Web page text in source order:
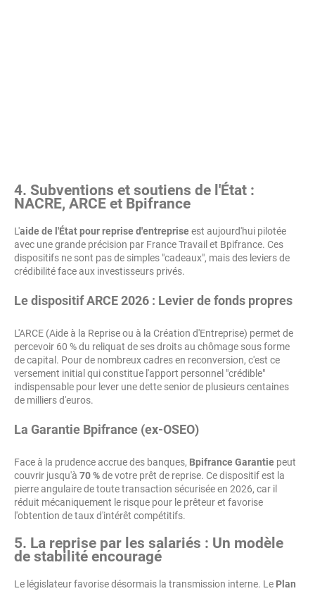
4. Subventions et soutiens de l'État :
NACRE, ARCE et Bpifrance
L'aide de l'État pour reprise d'entrepriseest aujourd'hui pilotée
avec une grande précision par France Travail et Bpifrance. Ces
dispositifs ne sont pas de simples "cadeaux", mais des leviers de
crédibilité face aux investisseurs privés.
Le dispositif ARCE 2026 : Levier de fonds propres
L'ARCE (Aide à la Reprise ou à la Création d'Entreprise) permet de
percevoir 60 % du reliquat de ses droits au chômage sous forme
de capital. Pour de nombreux cadres en reconversion, c'est ce
versement initial qui constitue l'apport personnel "crédible"
indispensable pour lever une dette senior de plusieurs centaines
de milliers d'euros.
La Garantie Bpifrance (ex-OSEO)
Face à la prudence accrue des banques, Bpifrance Garantie peut
couvrir jusqu'à 70 %de votre prêt de reprise. Ce dispositif est la
pierre angulaire de toute transaction sécurisée en 2026, car il
réduit mécaniquement le risque pour le prêteur et favorise
l'obtention de taux d'intérêt compétitifs.
5. La reprise par les salariés : Un modèle
de stabilité encouragé
Le législateur favorise désormais la transmission interne. Le Plan